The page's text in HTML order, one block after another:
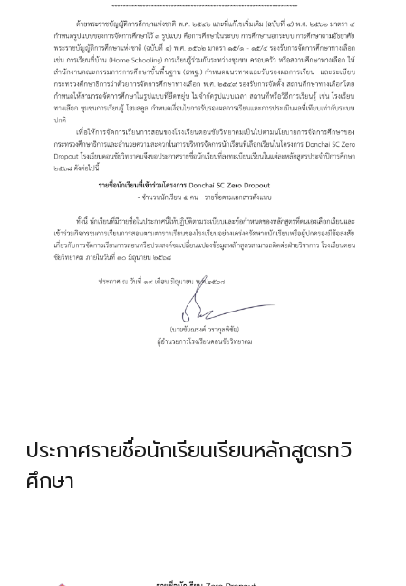
ประกาศรายชื่อนักเรียนเรียนหลักสูตรทวิ
ศึกษา